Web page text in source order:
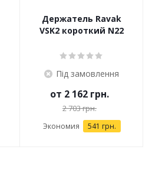
Держатель Ravak
VSK2 короткий N22
Під замовлення
от 2 162 грн.
2 703 грн.
Экономия 541 грн.